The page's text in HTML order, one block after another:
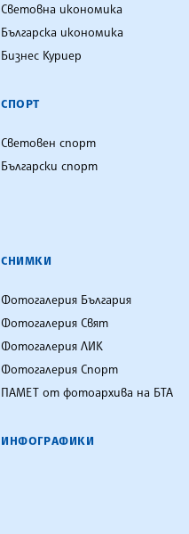
Световна икономика
Българска икономика
Бизнес Куриер
СПОРТ
Световен спорт
Български спорт
СНИМКИ
Фотогалерия България
Фотогалерия Свят
Фотогалерия ЛИК
Фотогалерия Спорт
ПАМЕТ от фотоархива на БТА
ИНФОГРАФИКИ